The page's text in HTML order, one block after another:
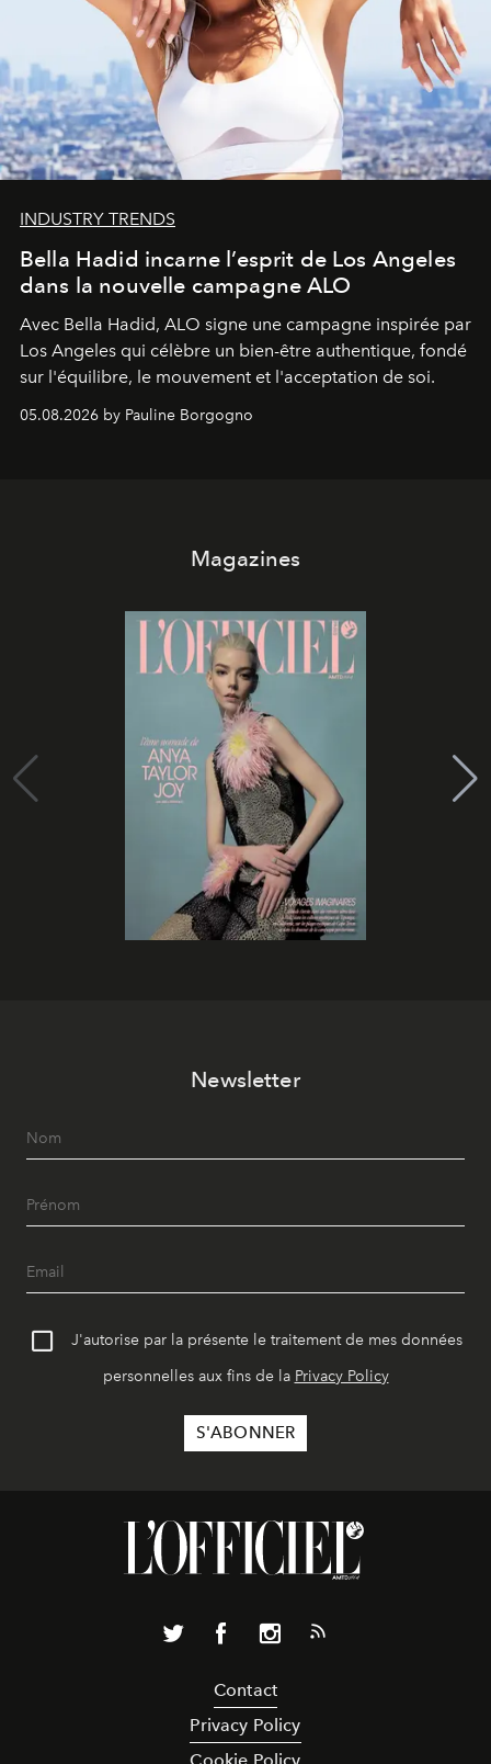
INDUSTRY TRENDS
Bella Hadid incarne l’esprit de Los Angeles
dans la nouvelle campagne ALO
Avec Bella Hadid, ALO signe une campagne inspirée par
Los Angeles qui célèbre un bien-être authentique, fondé
sur l'équilibre, le mouvement et l'acceptation de soi.
05.08.2026 by Pauline Borgogno
Magazines
Newsletter
J'autorise par la présente le traitement de mes données
personnelles aux fins de la Privacy Policy
Contact
Privacy Policy